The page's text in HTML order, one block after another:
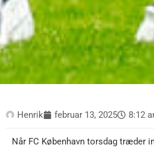
Henrik februar 13, 2025 8:12
Når FC København torsdag træder